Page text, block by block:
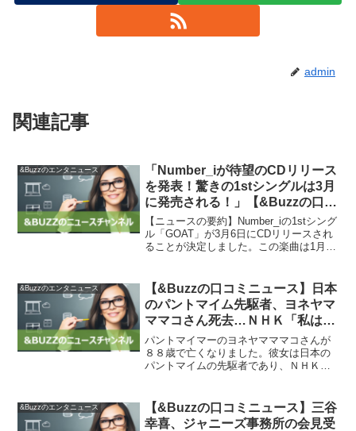
admin
関連記事
&Buzzのエンタニュース
「Number_iが待望のCDリリース
を発表！驚きの1stシングルは3月
に発売される！」【&Buzzの口コ
ミニュース】
【ニュースの要約】Number_iの1stシング
ル「GOAT」が3月6日にCDリリースされ
ることが決定しました。この楽曲は1月1
話題を集めています。シングルは3形...
&Buzzのエンタニュース
【&Buzzの口コミニュース】日本
のパントマイム先駆者、ヨネヤマ
ママコさん死去…ＮＨＫ「私はパ
ック」で人気 : 読売新聞
パントマイマーのヨネヤマママコさんが
８８歳で亡くなりました。彼女は日本の
パントマイムの先駆者であり、ＮＨＫの
ッシュアワーのタンゴ」「月に憑かれた
ピエロ」などがあります。...
&Buzzのエンタニュース
【&Buzzの口コミニュース】三谷
幸喜、ジャニーズ事務所の会見受